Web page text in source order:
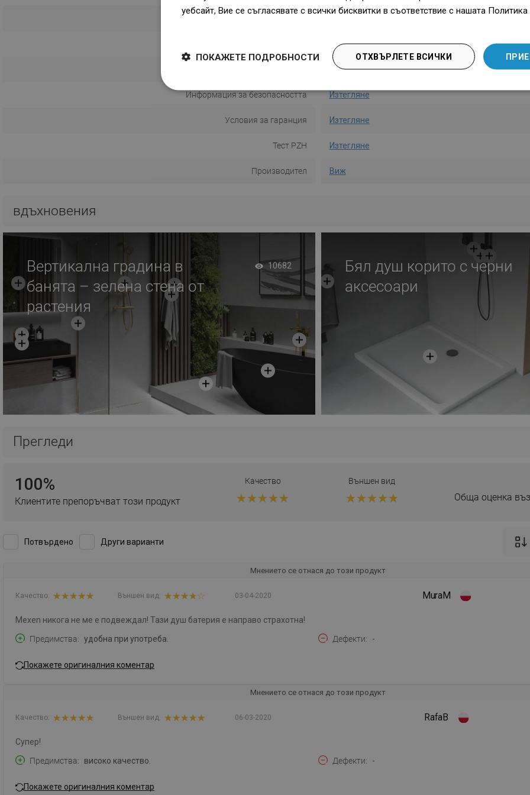
Да
Изтегляне
Информация за безопасността Изтегляне
Условия за гаранция Изтегляне
Тест PZH Изтегляне
Производител Виж
вдъхновения
Вертикална градина в
банята – зелена стена от
растения
10682
Бял душ корито с черни
аксесоари
Прегледи
100%
Клиентите препоръчват този продукт
Качество Външен вид
Обща оценка
Потвърдено Други варианти
Мнението се отнася до този продукт
MuraM
03-04-2020
Качество: Външен вид:
Mexen никога не ме е подвеждал! Тази душ батерия е направо страхотна!
Предимства
удобна при употреба. Дефекти -
Покажете оригиналния коментар
Мнението се отнася до този продукт
RafaB
06-03-2020
Качество: Външен вид:
Супер!
Предимства
високо качество. Дефекти -
Покажете оригиналния коментар
уебсайт, Вие се съгласявате с всички бисквитки в съответствие с нашата Политика
ОТХВЪРЛЕТЕ ВСИЧКИ
ПОКАЖЕТЕ ПОДРОБНОСТИ